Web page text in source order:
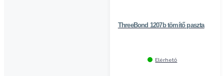
ThreeBond 1207b tömítő paszta
Elérhető